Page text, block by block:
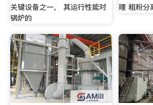
关键设备之一， 其运行性能对
锅炉的
理 粗粉分